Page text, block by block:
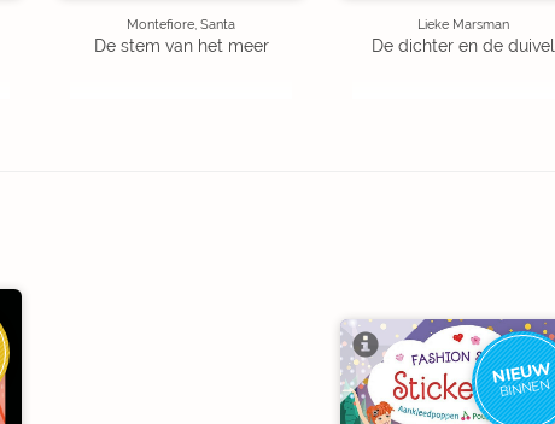
Montefiore, Santa
De stem van het meer
Lieke Marsman
De dichter en de duivel
NIEUW
BINNEN